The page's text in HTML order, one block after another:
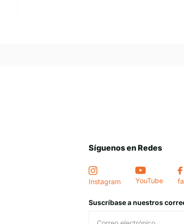
Síguenos en Redes
Instagram YouTube
Suscríbase a nuestros